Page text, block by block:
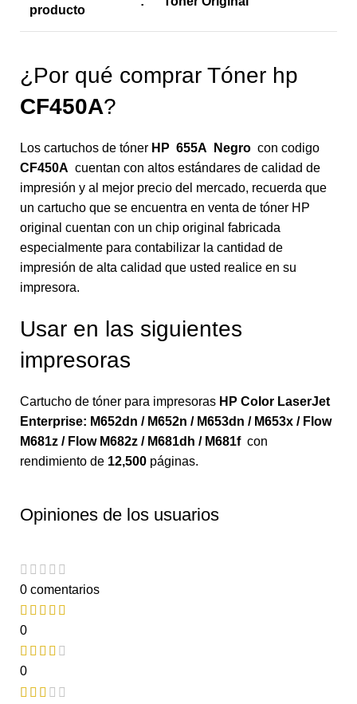
producto
¿Por qué comprar Tóner hp
CF450A?
Los cartuchos de tóner HP 655A Negro con codigo
CF450A cuentan con altos estándares de calidad de
impresión y al mejor precio del mercado, recuerda que
un cartucho que se encuentra en venta de tóner HP
original cuentan con un chip original fabricada
especialmente para contabilizar la cantidad de
impresión de alta calidad que usted realice en su
impresora.
Usar en las siguientes
impresoras
Cartucho de tóner para impresoras HP Color LaserJet
Enterprise: M652dn / M652n / M653dn / M653x / Flow
M681z / Flow M682z / M681dh / M681f con
rendimiento de 12,500 páginas.
Opiniones de los usuarios
0 comentarios
0
0